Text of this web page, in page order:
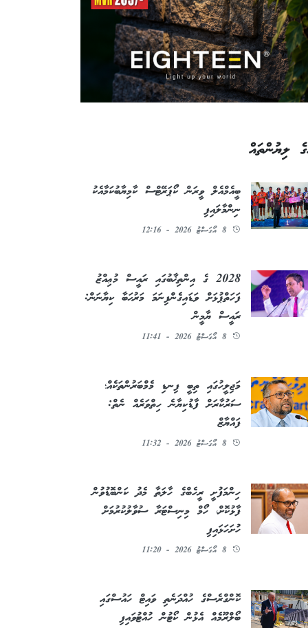
ލިޔުންތައް
ބީއެމްއެލް ވީރަން ކޯޕަރޭޓްސް ކާމިޔާބުކަމާއެކު
ނިންމާލައިފި
8 އޯގަސްޓު 2026 - 12:16
2028 ގެ އިންތިޚާބުގައި ރައީސް މުޢިއްޒު
ފަހަތްޕުޅަށް ވަޑައިގެންފިނަމަ މަރުޙަބާ ކިޔާނަން:
ރައީސް ޔާމީން
8 އޯގަސްޓު 2026 - 11:41
މަޖިލީހުގައި ތިބީ ފިނޑި މެމްބަރުންތަކެއް؛
ސަރުކާރަށް ފާޑުކިޔާނެ ހިތްވަރެއް ނެތް:
ފައްޔާޒް
8 އޯގަސްޓު 2026 - 11:32
ހިންމަފުށީ ރީހެބްގެ ހާލަތާ މެދު ކަންބޮޑުވުން
ފާޅުކޮށް، ހޯމް މިނިސްޓަރާ ސުވާލުކުރުމަށް
ހުށަހަޅައިފި
8 އޯގަސްޓު 2026 - 11:20
ކޮންގްރެސްގެ ހުއްދަނެތި ވައިޓް ހައުސްގައި
ބޯލްރޫމެއް އެޅުން ކޯޓުން ހުއްޓުވައިފި